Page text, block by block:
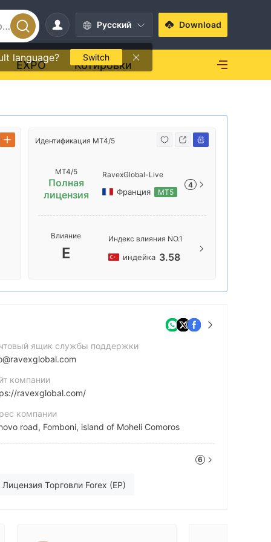
Pусский
language? Switch
Download
EXPO Котировки
Идентификация MT4/5
MT4/5
Полная
лицензия
RavexGlobal-Live
Франция MT5
4
Влияние
E
Индекс влияния NO.1
индейка 3.58
ящик службы поддержки
компании
ravexglobal.com/
компании
road, Fomboni, island of Moheli Comoros
6
Лицензия Торговли Forex (EP)